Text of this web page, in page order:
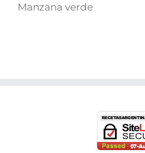
Manzana verde